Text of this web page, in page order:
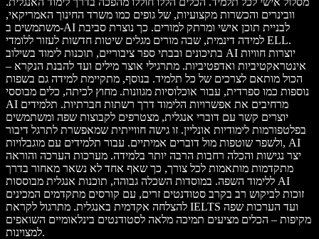
וובינרים והכשרות מקצועיות, של גופים כמו משרד החינוך האמריקאי,
משתמשים ב-AI לבניית תוכן אישי ומרתק למורים. כך נוצרת סביבת
למידה דינמית, שבה מורים מגלים שיטות חדשות לעזור ללומדי ELL.
בתיכונים ובבתי ספר ציבוריים, תוכנות לימוד בשילוב AI יוצרות חוויות
אינטראקטיביות ואדפטיביות. מתרגילי אוצר מילים ועד להבנת הנקרא –
הכול מותאם לצרכים של כל תלמיד. בנוסף, מתקיימת למידה גם בשפות
נוספות כמו ספרדית, עבור אוכלוסיות מגוונות. מחוץ לכיתה, כלים מבוססי
AI מרחיבים את אפשרויות הלימוד דרך רשתות חברתיות. תלמידים
יוצרים קשר עם דוברי אנגלית, מצטרפים לקבוצות שפה ומשתמשים
בפלטפורמות לימודיות אונליין. זו גישה חווייתית שמאפשרת לתרגל דיבור
ולשפר שוטפות מול דוברים אמיתיים. עבור תלמידים עם מוגבלויות, AI
יצר נגישות והכלה רחבות הרבה יותר בלמידה. מערכות הערכה והוראה
מתקדמות מותאמות לכל צורך, כך שאף אחד לא נשאר מאחור בדרך
ללימוד השפה. במוסדות השכלה גבוהה, תוכנות אנגלית מבוססות AI
זוכות לביקוש רב בקרב סטודנטים זרים, עם קורסים מתקדמים המכינים
להצלחה אקדמית באנגלית. מתרגול לקראת IELTS ועד הערכות שפה
מקיפות – הכלים מציעים תמיכה מלאה לסטודנטים בינלאומיים השואפים
למצוינות.